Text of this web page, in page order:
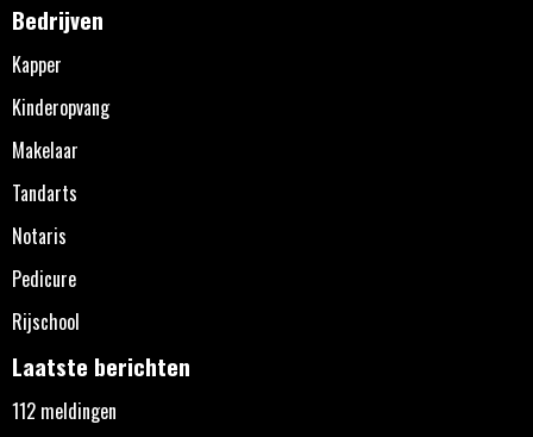
Bedrijven
Kapper
Kinderopvang
Makelaar
Tandarts
Notaris
Pedicure
Rijschool
Laatste berichten
112 meldingen